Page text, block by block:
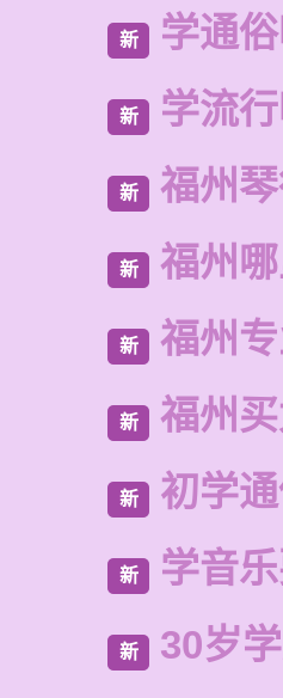
新 学通
新 学流
新 福州
新 福州
新 福州
新 福州
新 初学
新 学音
新 30岁